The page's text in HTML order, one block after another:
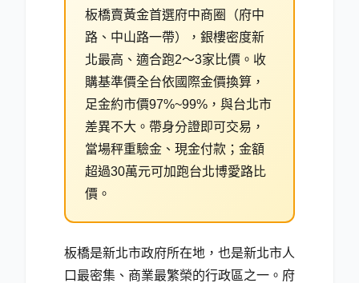
板橋賣黃金首選府中商圈（府中
路、中山路一帶），銀樓密度新
北最高、適合跑2～3家比價。收
購基準價全台依國際金價換算，
足金約市價97%~99%，與台北市
差異不大。帶身分證即可交易，
當場秤重驗金、現金付款；金額
超過30萬元可加跑台北博愛路比
價。
板橋是新北市政府所在地，也是新北市人
口最密集、商業最繁榮的行政區之一。府